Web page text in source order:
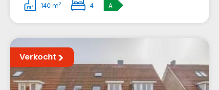
140 m2 4 A
Verkocht